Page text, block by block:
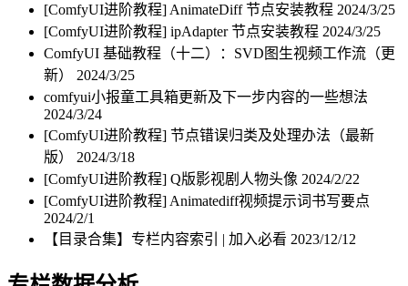
[ComfyUI进阶教程] AnimateDiff 节点安装教程 2024/3/25
[ComfyUI进阶教程] ipAdapter 节点安装教程 2024/3/25
ComfyUI 基础教程（十二）：SVD图生视频工作流（更
新） 2024/3/25
comfyui小报童工具箱更新及下一步内容的一些想法
2024/3/24
[ComfyUI进阶教程] 节点错误归类及处理办法（最新
版） 2024/3/18
[ComfyUI进阶教程] Q版影视剧人物头像 2024/2/22
[ComfyUI进阶教程] Animatediff视频提示词书写要点
2024/2/1
【目录合集】专栏内容索引 | 加入必看 2023/12/12